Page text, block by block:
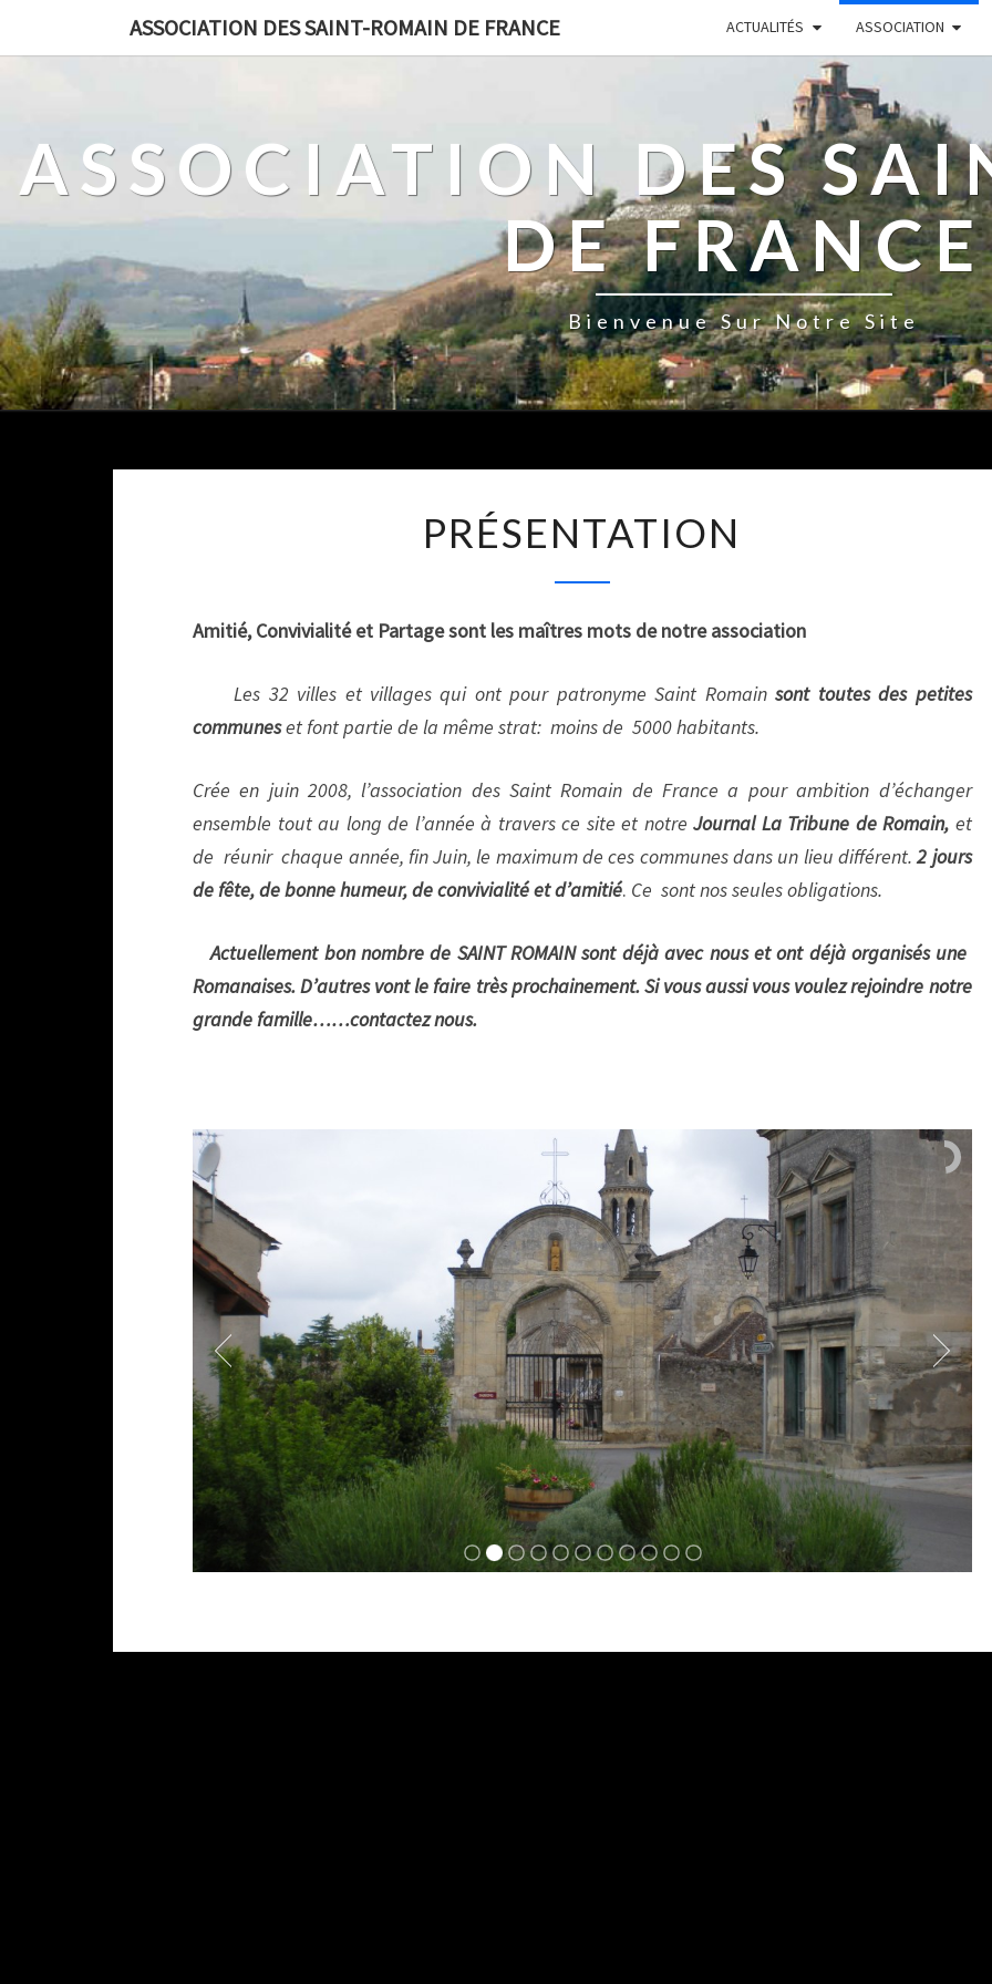
ASSOCIATION DES SAINT-ROMAIN DE FRANCE ACTUALITÉS ASSOCIATION
ASSOCIATION DES
DE FRANCE
Bienvenue Sur Notre Site
R
S
N
A
T
PRÉSENTATION
Amitié, Convivialité et Partage sont les maîtres mots de notre association
Les 32 villes et villages qui ont pour patronyme Saint Romainsont toutes des petites
communeset font partie de la même strat: moins de 5000 habitants.
Crée en juin 2008, l’association des Saint Romain de France a pour ambition d’échanger
ensemble tout au long de l’année à travers ce site et notre Journal La Tribune de Romain, et
de réunir chaque année, fin Juin,le maximum de ces communes dans un lieu différent.2 jours
de fête, de bonne humeur, de convivialité et d’amitié. Ce sont nos seules obligations.
Actuellement bon nombre de SAINT ROMAIN sont déjà avec nous et ont déjà organisés une
Romanaises. D’autres vont le faire très prochainement.Si vous aussi vous voulez rejoindre notre
grande famille……contactez nous.